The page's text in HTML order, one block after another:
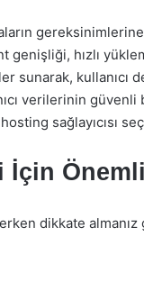
genişliği, hızlı
sunarak,
verilerinin
sağlayıcısı
İçin
dikkate almanız